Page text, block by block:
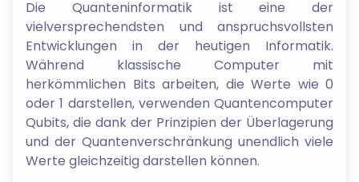
Die Quanteninformatik ist eine der
vielversprechendsten und anspruchsvollsten
Entwicklungen in der heutigen Informatik.
Während klassische Computer mit
herkömmlichen Bits arbeiten, die Werte wie 0
oder 1 darstellen, verwenden Quantencomputer
Qubits, die dank der Prinzipien der Überlagerung
und der Quantenverschränkung unendlich viele
Werte gleichzeitig darstellen können.